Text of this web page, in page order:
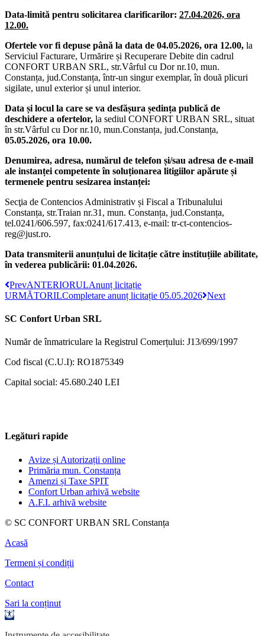
Data-limită pentru solicitarea clarificarilor: 27.04.2026, ora
12.00.
Ofertele vor fi depuse până la data de 04.05.2026, ora 12.00, la
Serviciul Facturare, Urmărire și Recuperare Debite din cadrul
CONFORT URBAN SRL, str.Vârful cu Dor nr.10, mun.
Constanța, jud.Constanța, într-un singur exemplar, în două plicuri
sigilate, unul exterior și unul interior.
Data și locul la care se va desfășura ședința publică de
deschidere a ofertelor, la sediul CONFORT URBAN SRL, situat
în str.Vârful cu Dor nr.10, mun.Constanța, jud.Constanța,
05.05.2026, ora 10.00.
Denumirea, adresa, numărul de telefon și/sau adresa de e-mail
ale instanței competente în soluționarea litigiilor apărute și
termenele pentru sesizarea instanței:
Secţia de Contencios Administrativ și Fiscal a Tribunalului
Constanța, str.Traian nr.31, mun. Constanța, jud.Constanța,
tel.0241/606.597, fax:0241/617.413, e-mail: tr-ct-contencios-
reg@just.ro.
Data transmiterii anunțului de licitație către instituțiile abilitate,
în vederea publicării: 01.04.2026.
PrevANTERIORULAnunț licitație
URMĂTORILCompletare anunț licitație 05.05.2026 Next
SC Confort Urban SRL
Număr de înmatriculare la Registrul Comerțului: J13/699/1997
Cod fiscal (C.U.I): RO1875349
Capital social: 45.680.240 LEI
Legături rapide
Avize și Autorizații online
Primăria mun. Constanța
Amenzi și Taxe SPIT
Confort Urban arhivă website
A.F.I. arhivă website
© SC CONFORT URBAN SRL Constanța
Acasă
Termeni și condiții
Contact
Sari la conținut
Deschide